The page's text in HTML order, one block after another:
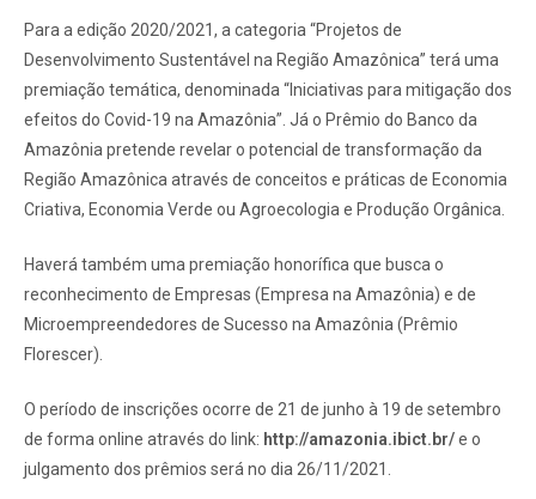
Para a edição 2020/2021, a categoria “Projetos de
Desenvolvimento Sustentável na Região Amazônica” terá uma
premiação temática, denominada “Iniciativas para mitigação dos
efeitos do Covid-19 na Amazônia”. Já o Prêmio do Banco da
Amazônia pretende revelar o potencial de transformação da
Região Amazônica através de conceitos e práticas de Economia
Criativa, Economia Verde ou Agroecologia e Produção Orgânica.
Haverá também uma premiação honorífica que busca o
reconhecimento de Empresas (Empresa na Amazônia) e de
Microempreendedores de Sucesso na Amazônia (Prêmio
Florescer).
O período de inscrições ocorre de 21 de junho à 19 de setembro
de forma online através do link: http://amazonia.ibict.br/e o
julgamento dos prêmios será no dia 26/11/2021.